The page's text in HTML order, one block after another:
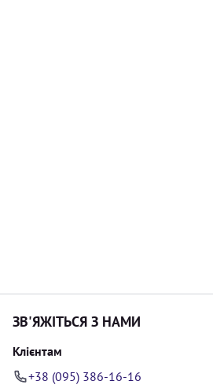
ЗВ'ЯЖІТЬСЯ З НАМИ
Клієнтам
+38 (095) 386-16-16